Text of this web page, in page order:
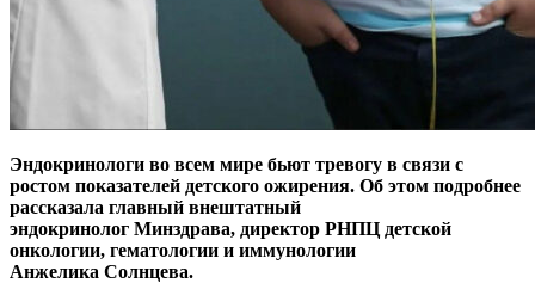
Эндокринологи во всем мире бьют тревогу в связи с
ростом показателей детского ожирения. Об этом подробнее
рассказала главный внештатный
эндокринолог Минздрава, директор РНПЦ детской
онкологии, гематологии и иммунологии
Анжелика Солнцева.